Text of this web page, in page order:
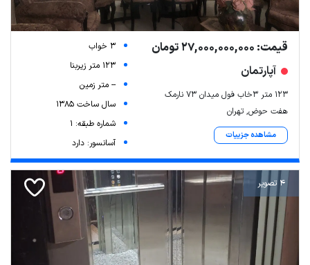
قیمت: 27,000,000,000 تومان
آپارتمان
123 متر ۳خاب فول میدان ۷۳ نارمک
هفت حوض, تهران
مشاهده جزییات
3 خواب
123 متر زیربنا
-- متر زمین
سال ساخت 1385
شماره طبقه: 1
آسانسور: دارد
4 تصویر